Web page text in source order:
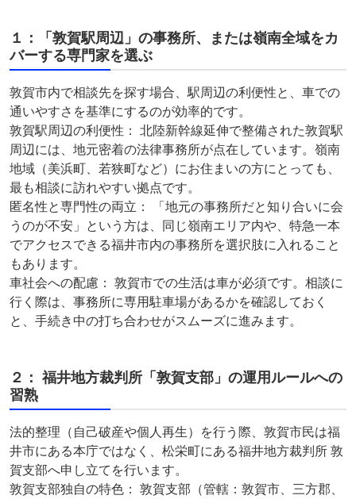
１：「敦賀駅周辺」の事務所、または嶺南全域をカ
バーする専門家を選ぶ
敦賀市内で相談先を探す場合、駅周辺の利便性と、車での
通いやすさを基準にするのが効率的です。
敦賀駅周辺の利便性： 北陸新幹線延伸で整備された敦賀駅
周辺には、地元密着の法律事務所が点在しています。嶺南
地域（美浜町、若狭町など）にお住まいの方にとっても、
最も相談に訪れやすい拠点です。
匿名性と専門性の両立： 「地元の事務所だと知り合いに会
うのが不安」という方は、同じ嶺南エリア内や、特急一本
でアクセスできる福井市内の事務所を選択肢に入れること
もあります。
車社会への配慮： 敦賀市での生活は車が必須です。相談に
行く際は、事務所に専用駐車場があるかを確認しておく
と、手続き中の打ち合わせがスムーズに進みます。
２： 福井地方裁判所「敦賀支部」の運用ルールへの
習熟
法的整理（自己破産や個人再生）を行う際、敦賀市民は福
井市にある本庁ではなく、松栄町にある福井地方裁判所 敦
賀支部へ申し立てを行います。
敦賀支部独自の特色： 敦賀支部（管轄：敦賀市、三方郡、